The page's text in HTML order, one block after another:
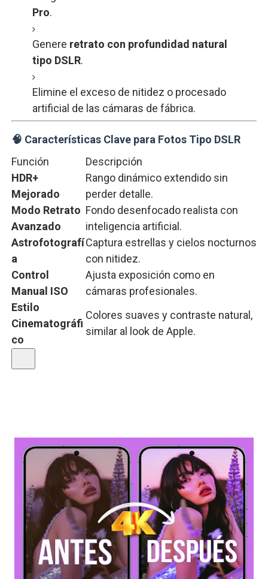
Pro.
Genere retrato con profundidad natural
tipo DSLR.
Elimine el exceso de nitidez o procesado
artificial de las cámaras de fábrica.
🧠 Características Clave para Fotos Tipo DSLR
Función
Descripción
HDR+
Mejorado
Rango dinámico extendido sin
perder detalle.
Modo Retrato
Avanzado
Fondo desenfocado realista con
inteligencia artificial.
Astrofotografí
a
Captura estrellas y cielos nocturnos
con nitidez.
Control
Manual ISO
Ajusta exposición como en
cámaras profesionales.
Estilo
Cinematográfi
co
Colores suaves y contraste natural,
similar al look de Apple.